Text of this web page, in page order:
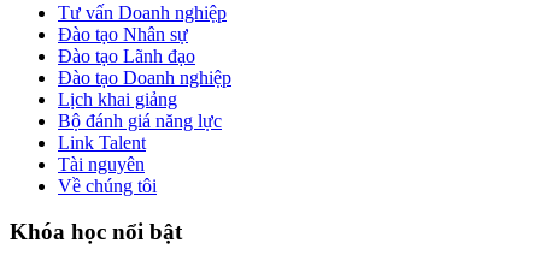
Tư vấn Doanh nghiệp
Đào tạo Nhân sự
Đào tạo Lãnh đạo
Đào tạo Doanh nghiệp
Lịch khai giảng
Bộ đánh giá năng lực
Link Talent
Tài nguyên
Về chúng tôi
Khóa học nổi bật